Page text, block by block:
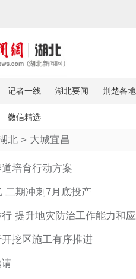
北 > 大城宜昌
培育行动方案
二期冲刺7月底投产
提升地灾防治工作能力和
挖区施工有序推进